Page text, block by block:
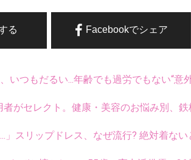
Facebookでシェア
る
いつもだるい...年齢でも過労でもない“意
がセレクト。健康・美容のお悩み別、
」スリップドレス、なぜ流行? 絶対着な